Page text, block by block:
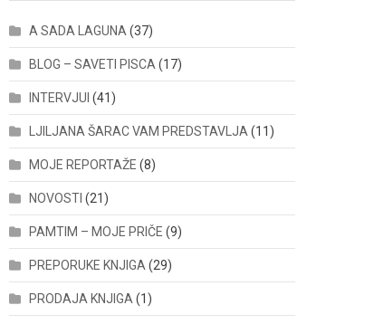
A SADA LAGUNA (37)
BLOG – SAVETI PISCA (17)
INTERVJUI (41)
LJILJANA ŠARAC VAM PREDSTAVLJA (11)
MOJE REPORTAŽE (8)
NOVOSTI (21)
PAMTIM – MOJE PRIČE (9)
PREPORUKE KNJIGA (29)
PRODAJA KNJIGA (1)